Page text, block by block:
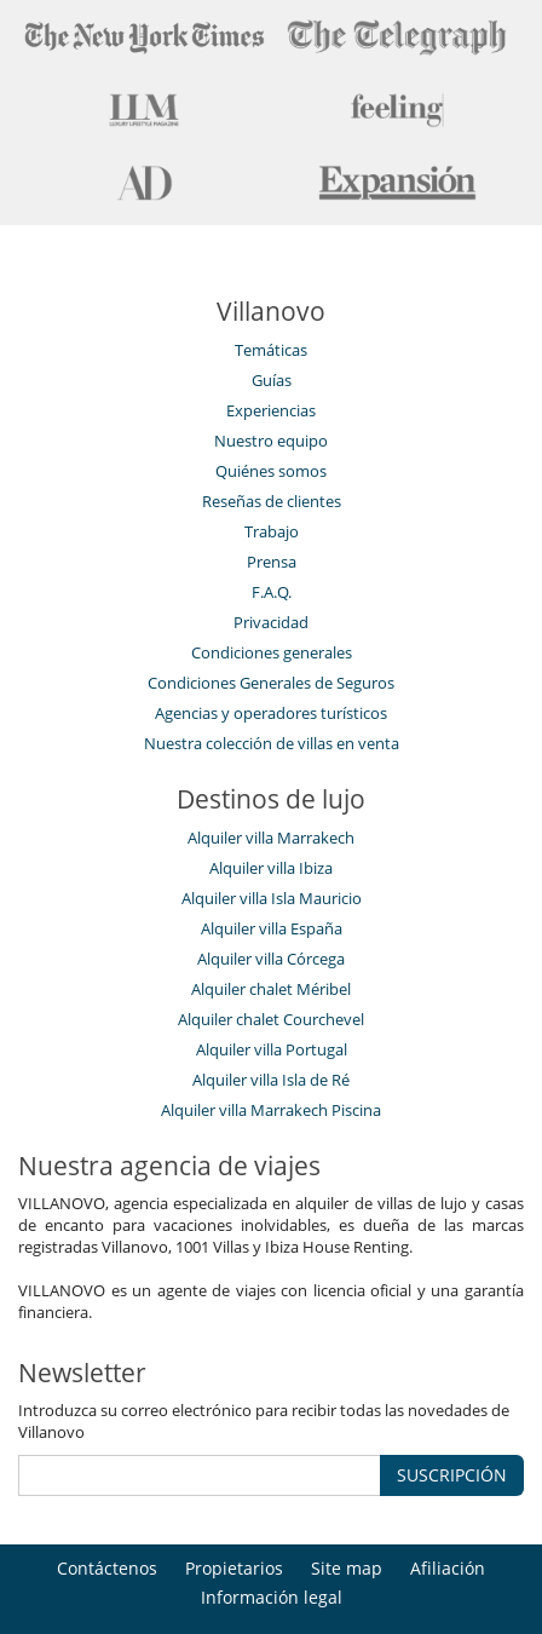
Villanovo
Temáticas
Guías
Experiencias
Nuestro equipo
Quiénes somos
Reseñas de clientes
Trabajo
Prensa
F.A.Q.
Privacidad
Condiciones generales
Condiciones Generales de Seguros
Agencias y operadores turísticos
Nuestra colección de villas en venta
Destinos de lujo
Alquiler villa Marrakech
Alquiler villa Ibiza
Alquiler villa Isla Mauricio
Alquiler villa España
Alquiler villa Córcega
Alquiler chalet Méribel
Alquiler chalet Courchevel
Alquiler villa Portugal
Alquiler villa Isla de Ré
Alquiler villa Marrakech Piscina
Nuestra agencia de viajes
VILLANOVO, agencia especializada en alquiler de villas de lujo y casas
de encanto para vacaciones inolvidables, es dueña de las marcas
registradas Villanovo, 1001 Villas y Ibiza House Renting.
VILLANOVO es un agente de viajes con licencia oficial y una garantía
financiera.
Newsletter
Introduzca su correo electrónico para recibir todas las novedades de
Villanovo
SUSCRIPCIÓN
Contáctenos Propietarios Site map
Afiliación
Información legal